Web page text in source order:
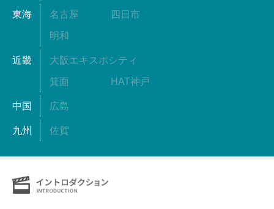
東海 名古屋 四日市
明和
近畿 大阪エキスポシティ
箕面 HAT神戸
中国 広島
九州 佐賀